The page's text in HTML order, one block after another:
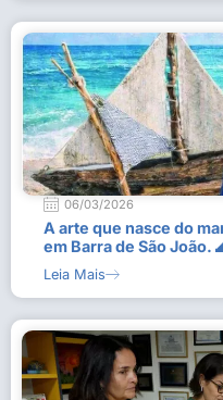
06/03/2026
A arte que nasce do
em Barra de São João.
Leia Mais